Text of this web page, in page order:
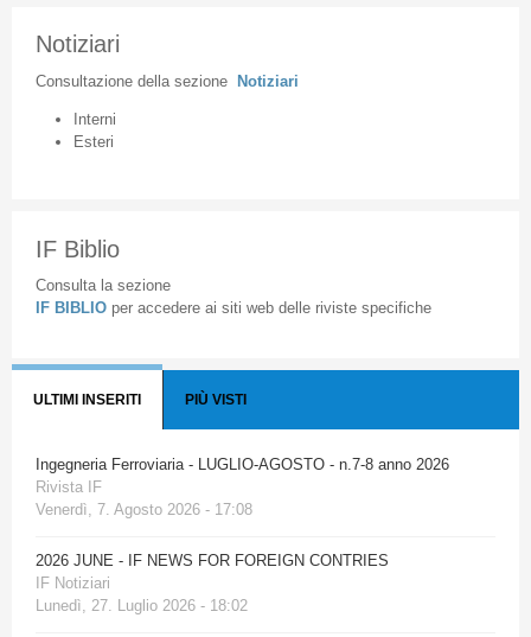
Notiziari
Consultazione della sezione Notiziari
Interni
Esteri
IF Biblio
Consulta la sezione
IF BIBLIO per accedere ai siti web delle riviste specifiche
ULTIMI INSERITI PIÙ VISTI
Ingegneria Ferroviaria - LUGLIO-AGOSTO - n.7-8 anno 2026
Rivista IF
Venerdì, 7. Agosto 2026 - 17:08
2026 JUNE - IF NEWS FOR FOREIGN CONTRIES
IF Notiziari
Lunedì, 27. Luglio 2026 - 18:02